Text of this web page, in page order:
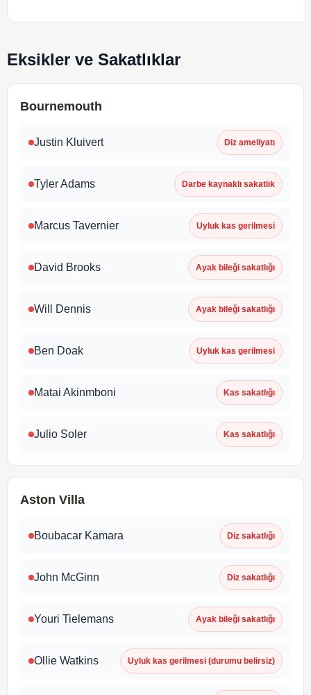
Eksikler ve Sakatlıklar
Bournemouth
Justin Kluivert Diz ameliyatı
Tyler Adams Darbe kaynaklı sakatlık
Marcus Tavernier Uyluk kas gerilmesi
David Brooks Ayak bileği sakatlığı
Will Dennis Ayak bileği sakatlığı
Ben Doak Uyluk kas gerilmesi
Matai Akinmboni Kas sakatlığı
Julio Soler Kas sakatlığı
Aston Villa
Boubacar Kamara Diz sakatlığı
John McGinn Diz sakatlığı
Youri Tielemans Ayak bileği sakatlığı
Ollie Watkins Uyluk kas gerilmesi (durumu belirsiz)